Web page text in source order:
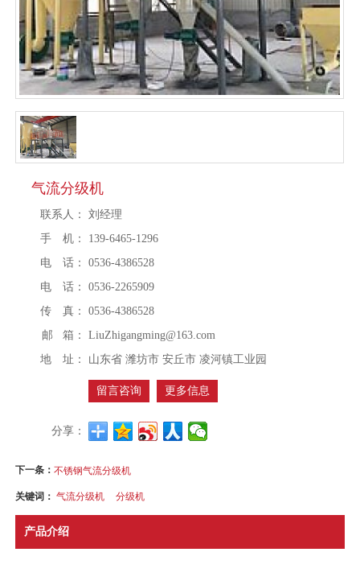
气流分级机
联系人：
刘经理
手 机：
139-6465-1296
电 话：
0536-4386528
电 话：
0536-2265909
传 真：
0536-4386528
邮 箱：
LiuZhigangming@163.com
地 址：
山东省 潍坊市 安丘市 凌河镇工业园
留言咨询 更多信息
分享：
下一条：不锈钢气流分级机
关键词：气流分级机 分级机
产品介绍